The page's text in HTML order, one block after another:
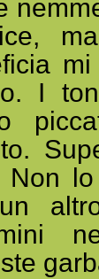
I
Non